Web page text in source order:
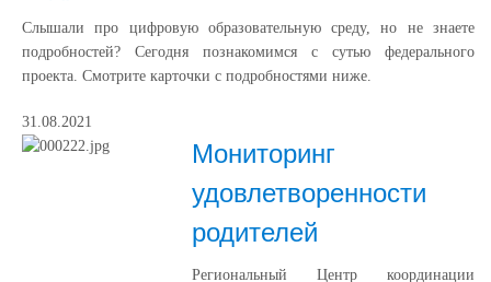
Слышали про цифровую образовательную среду, но не знаете
подробностей? Сегодня познакомимся с сутью федерального
проекта. Смотрите карточки с подробностями ниже.
31.08.2021
Мониторинг
удовлетворенности
родителей
Региональный Центр координации